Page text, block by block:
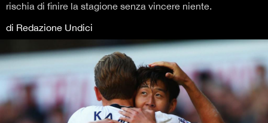
rischia di finire la stagione senza vincere niente.
di Redazione Undici